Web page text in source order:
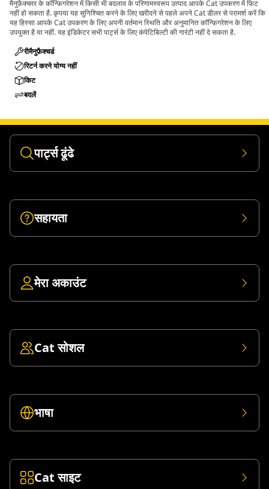
मैनुफ़ैक्चरर के कॉन्फ़िगरेशन में किसी भी बदलाव के परिणामस्वरूप उत्पाद आपके Cat उपकरण में फ़िट
नहीं हो सकता है. कृपया यह सुनिश्चित करने के लिए खरीदने से पहले अपने Cat डीलर से परामर्श करें कि
यह हिस्सा आपके Cat उपकरण के लिए अपनी वर्तमान स्थिति और अनुमानित कॉन्फ़िगरेशन के लिए
उपयुक्त है या नहीं. यह इंडिकेटर सभी पार्ट्स के लिए कंपेटिबिल्टी की गारंटी नहीं दे सकता है.
रीमैनुफ़ैक्चर्ड
रिटर्न करने योग्य नहीं
किट
बदलें
पार्ट्स ढूंढे
सहायता
मेरा अकाउंट
Cat सोशल
भाषा
Cat साइट